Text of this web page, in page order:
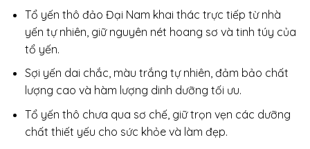
Tổ yến thô đảo Đại Nam khai thác trực tiếp từ nhà
yến tự nhiên, giữ nguyên nét hoang sơ và tinh túy của
tổ yến.
Sợi yến dai chắc, màu trắng tự nhiên, đảm bảo chất
lượng cao và hàm lượng dinh dưỡng tối ưu.
Tổ yến thô chưa qua sơ chế, giữ trọn vẹn các dưỡng
chất thiết yếu cho sức khỏe và làm đẹp.